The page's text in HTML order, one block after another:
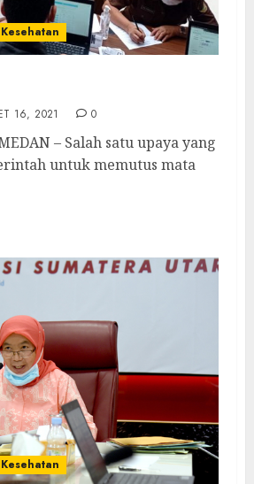
Kesehatan
16, 2021 0
– Salah satu upaya yang
untuk memutus mata
Kesehatan